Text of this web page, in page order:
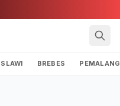
SLAWI BREBES PEMALANG